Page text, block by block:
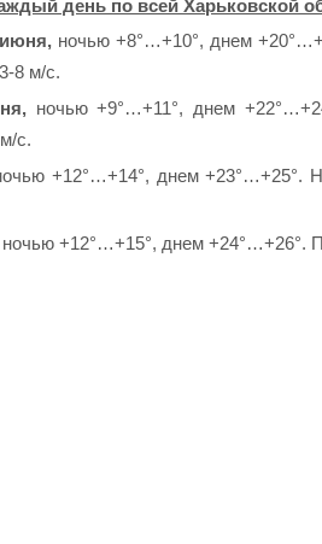
день по всей Харьковской
ночью +8°…+10°, днем
8 м/с.
ночью +9°…+11°, днем
с.
+12°…+14°, днем +23°…+25°.
ночью +12°…+15°, днем +24°…+26°.